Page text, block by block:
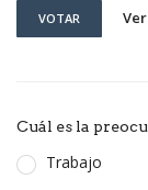
VOTAR
Cuál es la
Trabajo